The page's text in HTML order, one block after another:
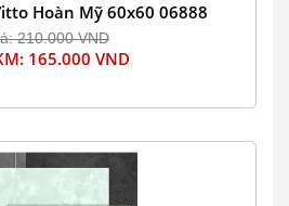
Hoàn Mỹ 60x60 06888
210.000 VND
165.000 VND